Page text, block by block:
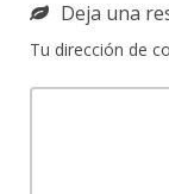
Deja una
Tu dirección de